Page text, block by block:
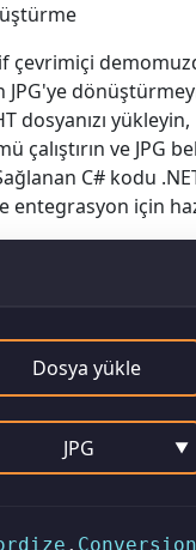
çevrimiçi
JPG'ye
dosyanızı yükleyin,
çalıştırın ve JPG
C# kodu
entegrasyon için
Dosya yükle
JPG ▼
. Conversion